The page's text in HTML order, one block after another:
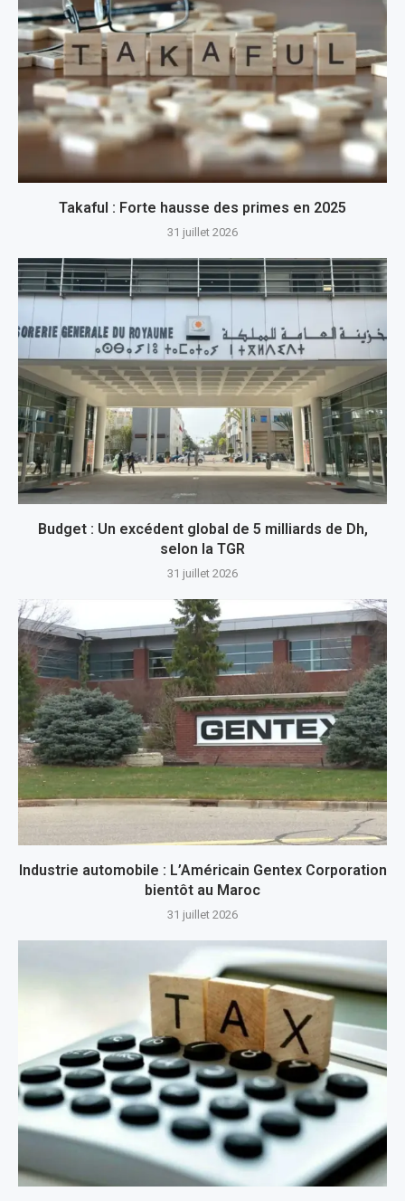
Takaful : Forte hausse des primes en 2025
31 juillet 2026
Budget : Un excédent global de 5 milliards de Dh,
selon la TGR
31 juillet 2026
Industrie automobile : L’Américain Gentex Corporation
bientôt au Maroc
31 juillet 2026